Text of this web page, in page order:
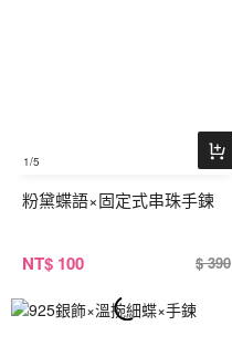
1/5
粉黛蝶語×固定式串珠手鍊
NT$ 100 $ 390